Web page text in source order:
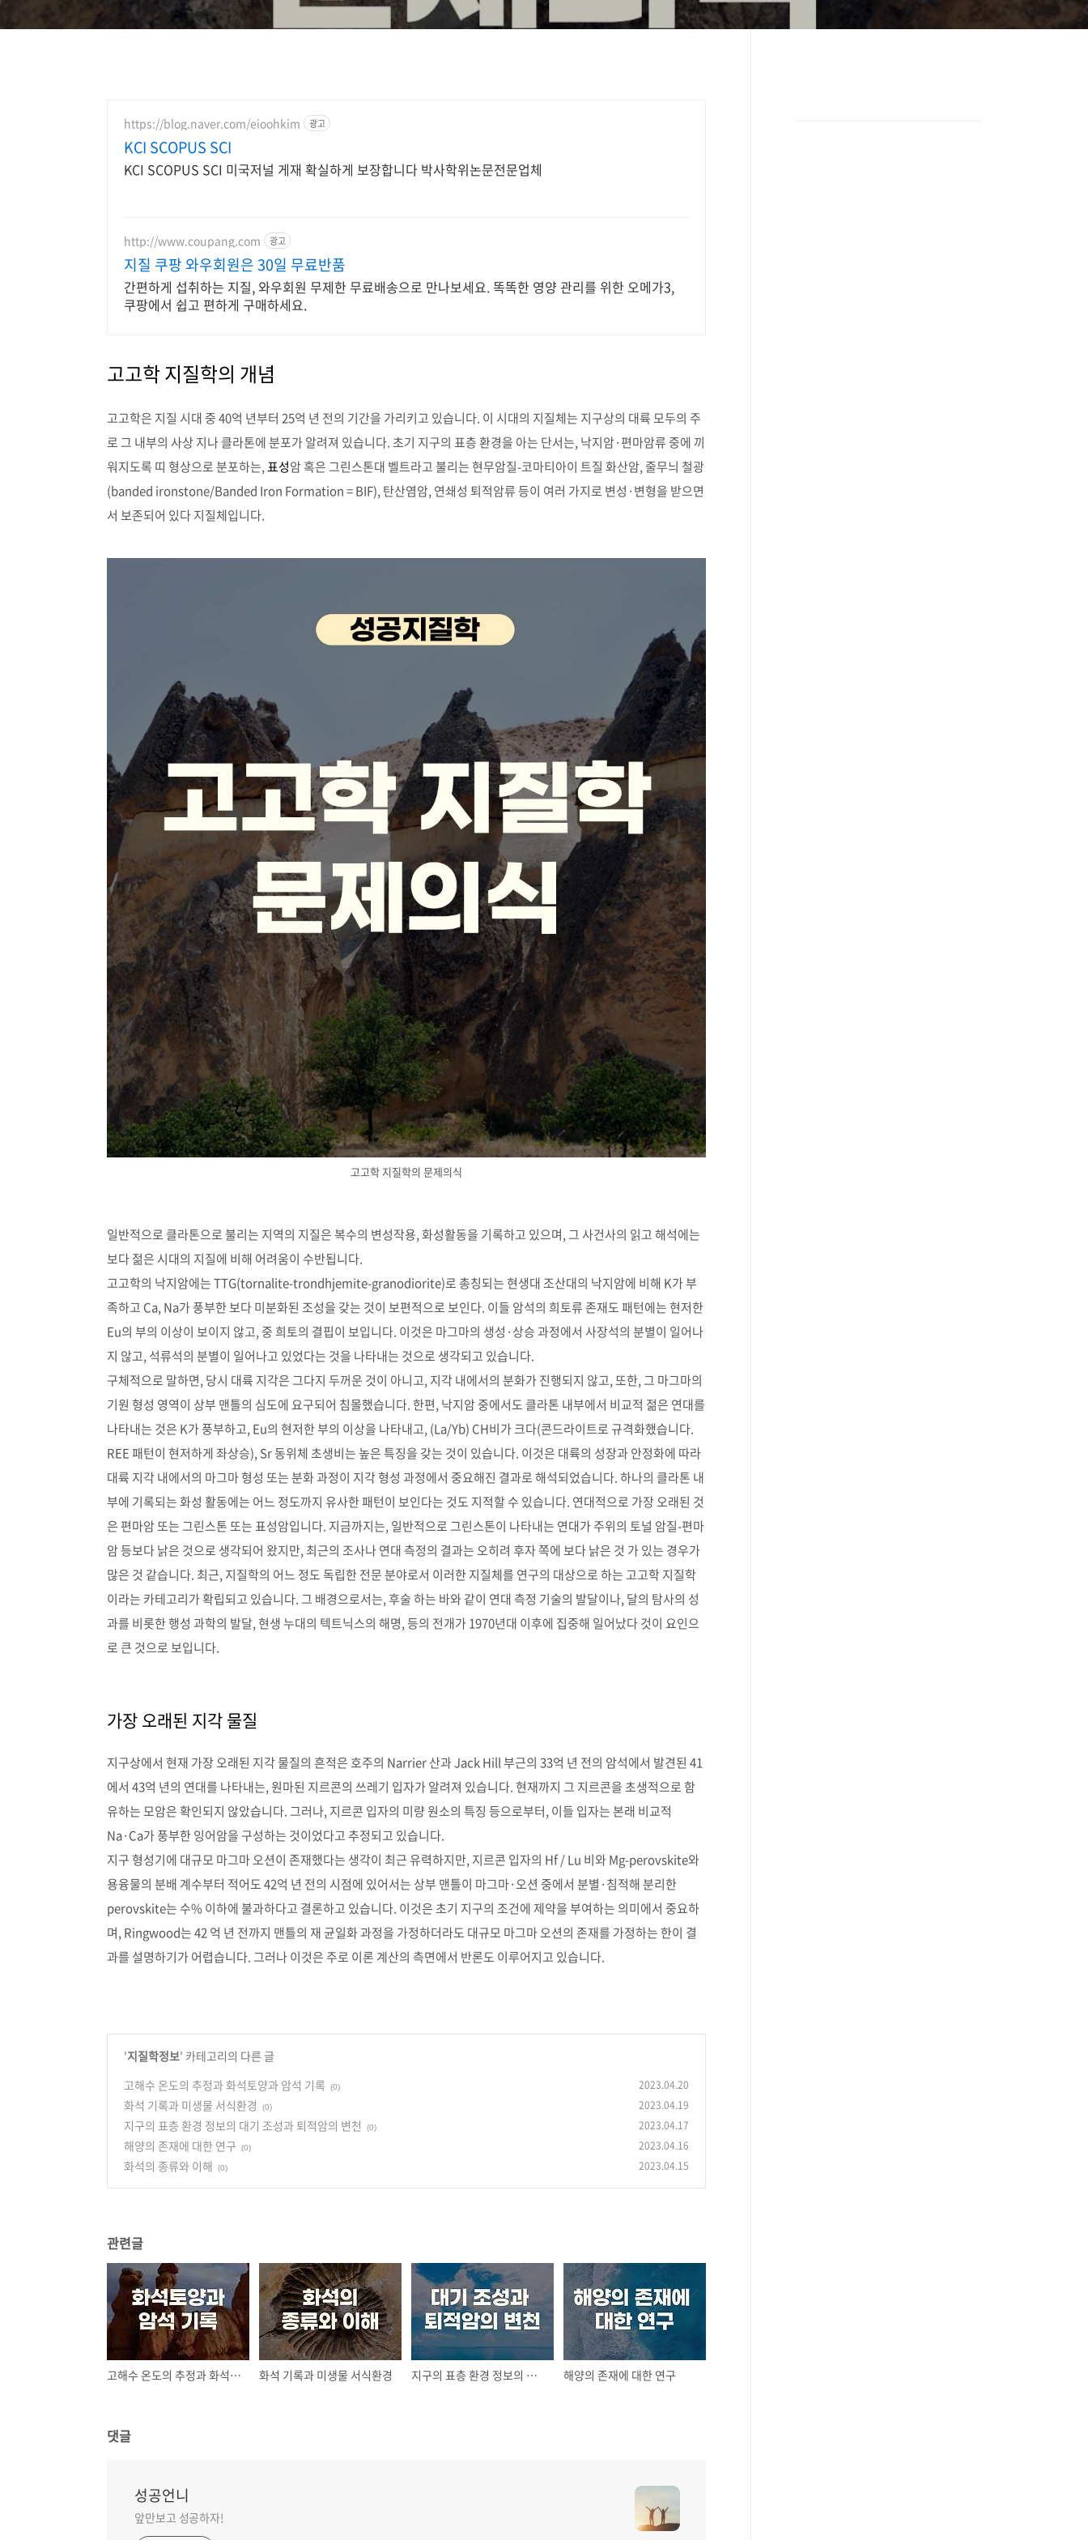
https://blog.naver.com/eioohkim 광고
KCI SCOPUS SCI
KCI SCOPUS SCI 미국저널 게재 확실하게 보장합니다 박사학위논문전문업체
http://www.coupang.com 광고
지질 쿠팡 와우회원은 30일 무료반품
간편하게 섭취하는 지질, 와우회원 무제한 무료배송으로 만나보세요. 똑똑한 영양 관리를 위한 오메가3,
쿠팡에서 쉽고 편하게 구매하세요.
고고학 지질학의 개념
고고학은 지질 시대 중 40억 년부터 25억 년 전의 기간을 가리키고 있습니다. 이 시대의 지질체는 지구상의 대륙 모두의 주
로 그 내부의 사상 지나 클라톤에 분포가 알려져 있습니다. 초기 지구의 표층 환경을 아는 단서는, 낙지암·편마암류 중에 끼
워지도록 띠 형상으로 분포하는,표성암 혹은 그린스톤대 벨트라고 불리는 현무암질-코마티아이 트질 화산암, 줄무늬 철광
(banded ironstone/Banded Iron Formation = BIF), 탄산염암, 연쇄성 퇴적암류 등이 여러 가지로 변성·변형을 받으면
서 보존되어 있다 지질체입니다.
고고학 지질학의 문제의식
일반적으로 클라톤으로 불리는 지역의 지질은 복수의 변성작용, 화성활동을 기록하고 있으며, 그 사건사의 읽고 해석에는
보다 젊은 시대의 지질에 비해 어려움이 수반됩니다.
고고학의 낙지암에는 TTG(tornalite-trondhjemite-granodiorite)로 총칭되는 현생대 조산대의 낙지암에 비해 K가 부
족하고 Ca, Na가 풍부한 보다 미분화된 조성을 갖는 것이 보편적으로 보인다. 이들 암석의 희토류 존재도 패턴에는 현저한
Eu의 부의 이상이 보이지 않고, 중 희토의 결핍이 보입니다. 이것은 마그마의 생성·상승 과정에서 사장석의 분별이 일어나
지 않고, 석류석의 분별이 일어나고 있었다는 것을 나타내는 것으로 생각되고 있습니다.
구체적으로 말하면, 당시 대륙 지각은 그다지 두꺼운 것이 아니고, 지각 내에서의 분화가 진행되지 않고, 또한, 그 마그마의
기원 형성 영역이 상부 맨틀의 심도에 요구되어 침몰했습니다. 한편, 낙지암 중에서도 클라톤 내부에서 비교적 젊은 연대를
나타내는 것은 K가 풍부하고, Eu의 현저한 부의 이상을 나타내고, (La/Yb) CH비가 크다(콘드라이트로 규격화했습니다.
REE 패턴이 현저하게 좌상승), Sr 동위체 초생비는 높은 특징을 갖는 것이 있습니다. 이것은 대륙의 성장과 안정화에 따라
대륙 지각 내에서의 마그마 형성 또는 분화 과정이 지각 형성 과정에서 중요해진 결과로 해석되었습니다. 하나의 클라톤 내
부에 기록되는 화성 활동에는 어느 정도까지 유사한 패턴이 보인다는 것도 지적할 수 있습니다. 연대적으로 가장 오래된 것
은 편마암 또는 그린스톤 또는 표성암입니다. 지금까지는, 일반적으로 그린스톤이 나타내는 연대가 주위의 토널 암질-편마
암 등보다 낡은 것으로 생각되어 왔지만, 최근의 조사나 연대 측정의 결과는 오히려 후자 쪽에 보다 낡은 것 가 있는 경우가
많은 것 같습니다. 최근, 지질학의 어느 정도 독립한 전문 분야로서 이러한 지질체를 연구의 대상으로 하는 고고학 지질학
이라는 카테고리가 확립되고 있습니다. 그 배경으로서는, 후술 하는 바와 같이 연대 측정 기술의 발달이나, 달의 탐사의 성
과를 비롯한 행성 과학의 발달, 현생 누대의 텍트닉스의 해명, 등의 전개가 1970년대 이후에 집중해 일어났다 것이 요인으
로 큰 것으로 보입니다.
가장 오래된 지각 물질
지구상에서 현재 가장 오래된 지각 물질의 흔적은 호주의 Narrier 산과 Jack Hill 부근의 33억 년 전의 암석에서 발견된 41
에서 43억 년의 연대를 나타내는, 원마된 지르콘의 쓰레기 입자가 알려져 있습니다. 현재까지 그 지르콘을 초생적으로 함
유하는 모암은 확인되지 않았습니다. 그러나, 지르콘 입자의 미량 원소의 특징 등으로부터, 이들 입자는 본래 비교적
Na·Ca가 풍부한 잉어암을 구성하는 것이었다고 추정되고 있습니다.
지구 형성기에 대규모 마그마 오션이 존재했다는 생각이 최근 유력하지만, 지르콘 입자의 Hf / Lu 비와 Mg-perovskite와
용융물의 분배 계수부터 적어도 42억 년 전의 시점에 있어서는 상부 맨틀이 마그마·오션 중에서 분별·침적해 분리한
perovskite는 수% 이하에 불과하다고 결론하고 있습니다. 이것은 초기 지구의 조건에 제약을 부여하는 의미에서 중요하
며, Ringwood는 42 억 년 전까지 맨틀의 재 균일화 과정을 가정하더라도 대규모 마그마 오션의 존재를 가정하는 한이 결
과를 설명하기가 어렵습니다. 그러나 이것은 주로 이론 계산의 측면에서 반론도 이루어지고 있습니다.
'지질학정보' 카테고리의 다른 글
고해수 온도의 추정과 화석토양과 암석 기록
(0) 2023.04.20
화석 기록과 미생물 서식환경 (0) 2023.04.19
지구의 표층 환경 정보의 대기 조성과 퇴적암의 변천 (0) 2023.04.17
해양의 존재에 대한 연구 (0) 2023.04.16
화석의 종류와 이해 (0) 2023.04.15
관련글
고해수 온도의 추정과 화석토양과 암석 기록 화석 기록과 미생물 서식환경 지구의 표층 환경 정보의 대기 조성과 퇴적암의 변천 해양의 존재에 대한 연구
댓글
성공언니
앞만보고 성공하자!